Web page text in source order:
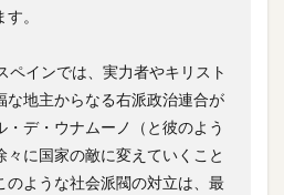
。
ペインでは、実力者やキリスト
な地主からなる右派政治連合が
・デ・ウナムーノ（と彼のよう
々に国家の敵に変えていくこと
のような社会派閥の対立は、最